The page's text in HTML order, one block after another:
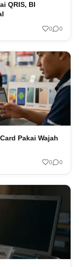
QRIS, BI
0 0
Pakai Wajah
0 0